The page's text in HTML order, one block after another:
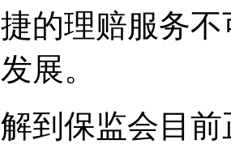
的理赔服务
展。
到保监会目